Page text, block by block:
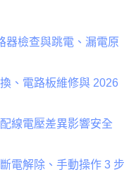
器檢查與跳電、漏電原
、電路板維修與 2026
線電壓差異影響安全
電解除、手動操作 3 步